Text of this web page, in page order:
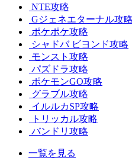
NTE攻略
Gジェネエターナル攻略
ポケポケ攻略
シャドバ ビヨンド攻略
モンスト攻略
パズドラ攻略
ポケモンGO攻略
グラブル攻略
イルルカSP攻略
トリッカル攻略
バンドリ攻略
一覧を見る